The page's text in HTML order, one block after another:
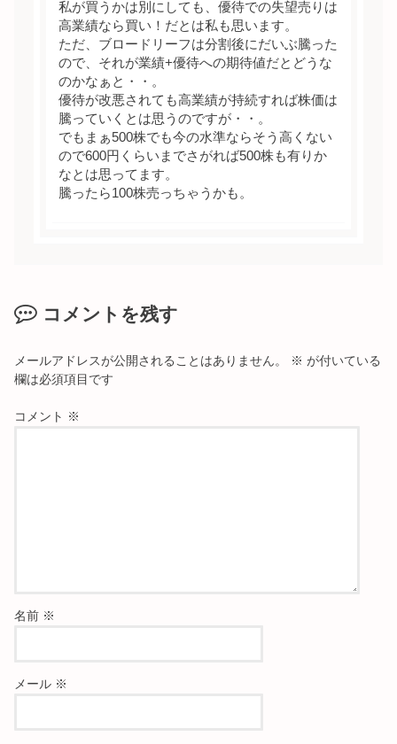
私が買うかは別にしても、優待での失望売りは
高業績なら買い！だとは私も思います。
ただ、ブロードリーフは分割後にだいぶ騰った
ので、それが業績+優待への期待値だとどうな
のかなぁと・・。
優待が改悪されても高業績が持続すれば株価は
騰っていくとは思うのですが・・。
でもまぁ500株でも今の水準ならそう高くない
ので600円くらいまでさがれば500株も有りか
なとは思ってます。
騰ったら100株売っちゃうかも。
コメントを残す
メールアドレスが公開されることはありません。 ※ が付いている
欄は必須項目です
コメント ※
名前 ※
メール ※